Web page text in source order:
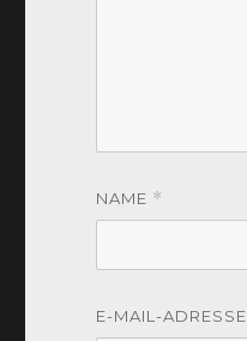
NAME *
E-MAIL-ADRESSE